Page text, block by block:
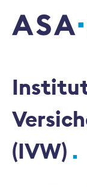
SVV Logo
(IVW)